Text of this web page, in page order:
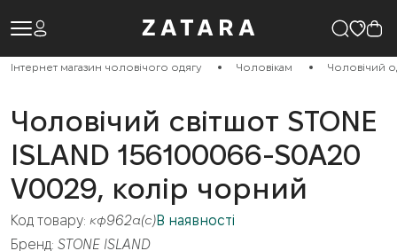
Інтернет магазин чоловічого одягу Чоловікам Чоловічий
Чоловічий світшот STONE
ISLAND 156100066-S0A20
V0029, колір чорний
Код товару: кф962а(с) В наявності
Бренд: STONE ISLAND